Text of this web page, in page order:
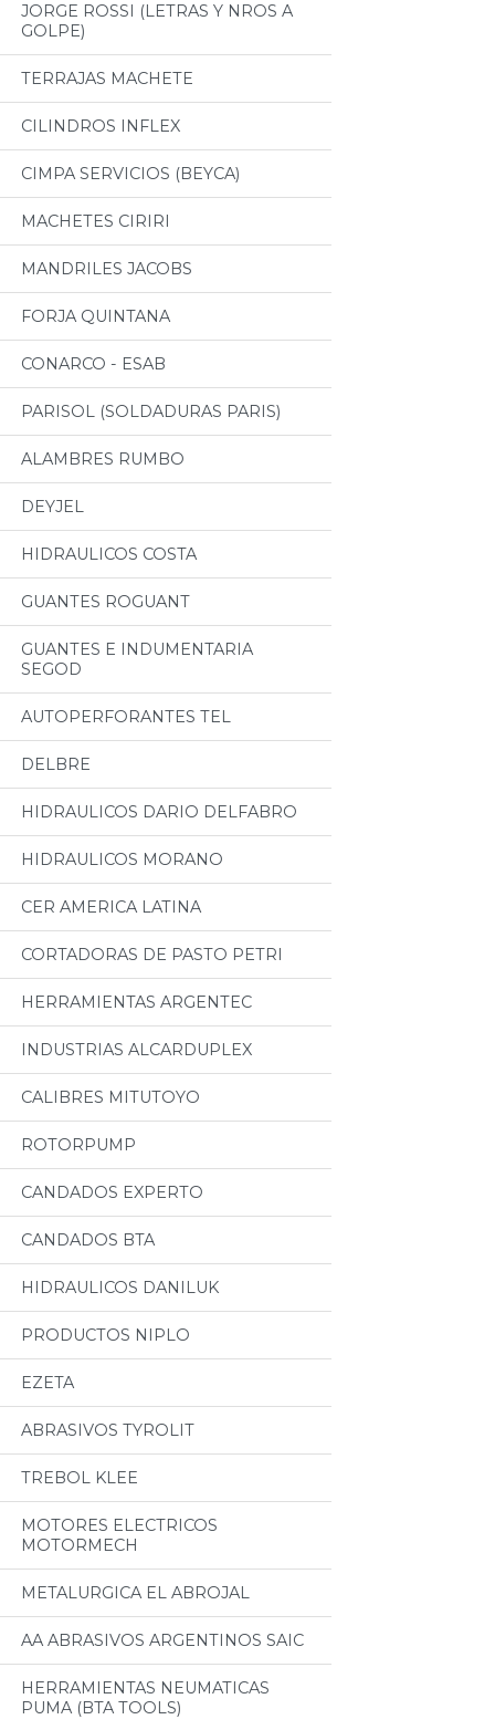
JORGE ROSSI (LETRAS Y NROS A
GOLPE)
TERRAJAS MACHETE
CILINDROS INFLEX
CIMPA SERVICIOS (BEYCA)
MACHETES CIRIRI
MANDRILES JACOBS
FORJA QUINTANA
CONARCO - ESAB
PARISOL (SOLDADURAS PARIS)
ALAMBRES RUMBO
DEYJEL
HIDRAULICOS COSTA
GUANTES ROGUANT
GUANTES E INDUMENTARIA
SEGOD
AUTOPERFORANTES TEL
DELBRE
HIDRAULICOS DARIO DELFABRO
HIDRAULICOS MORANO
CER AMERICA LATINA
CORTADORAS DE PASTO PETRI
HERRAMIENTAS ARGENTEC
INDUSTRIAS ALCARDUPLEX
CALIBRES MITUTOYO
ROTORPUMP
CANDADOS EXPERTO
CANDADOS BTA
HIDRAULICOS DANILUK
PRODUCTOS NIPLO
EZETA
ABRASIVOS TYROLIT
TREBOL KLEE
MOTORES ELECTRICOS
MOTORMECH
METALURGICA EL ABROJAL
AA ABRASIVOS ARGENTINOS SAIC
HERRAMIENTAS NEUMATICAS
PUMA (BTA TOOLS)